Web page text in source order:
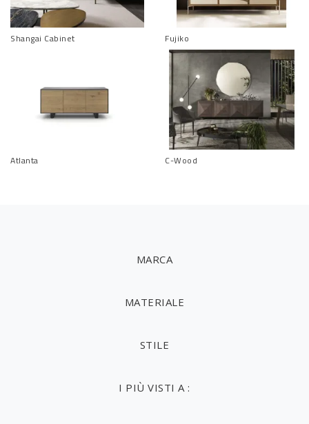
Shangai Cabinet Fujiko
Atlanta C-Wood
MARCA
MATERIALE
STILE
I PIÙ VISTI A :